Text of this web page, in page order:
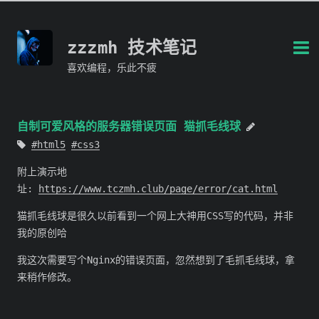
zzzmh 技术笔记
喜欢编程，乐此不疲
自制可爱风格的服务器错误页面 猫抓毛线球
html5 css3
附上演示地
址:
https://www.tczmh.club/page/error/cat.html
猫抓毛线球是很久以前看到一个网上大神用CSS写的代码，并非
我的原创哈
我这次需要写个Nginx的错误页面，忽然想到了毛抓毛线球，拿
来稍作修改。